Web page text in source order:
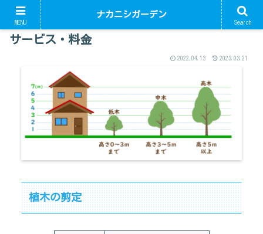
サービス・料金
2022.04.13 2023.03.21
植木の剪定
MENU
ナカニシガーデン
Search